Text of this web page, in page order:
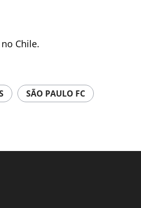
Chile.
SÃO PAULO FC